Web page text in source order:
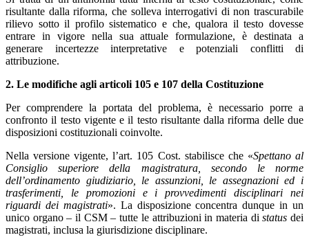
risultante dalla riforma, che solleva interrogativi di non trascurabile
rilievo sotto il profilo sistematico e che, qualora il testo dovesse
entrare in vigore nella sua attuale formulazione, è destinata a
generare incertezze interpretative e potenziali conflitti di
attribuzione.
2. Le modifiche agli articoli 105 e 107 della Costituzione
Per comprendere la portata del problema, è necessario porre a
confronto il testo vigente e il testo risultante dalla riforma delle due
disposizioni costituzionali coinvolte.
Nella versione vigente, l’art. 105 Cost. stabilisce che «Spettano al
Consiglio superiore della magistratura, secondo le norme
dell’ordinamento giudiziario, le assunzioni, le assegnazioni ed i
trasferimenti, le promozioni e i provvedimenti disciplinari nei
riguardi dei magistrati». La disposizione concentra dunque in un
unico organo – il CSM – tutte le attribuzioni in materia distatus dei
magistrati, inclusa la giurisdizione disciplinare.